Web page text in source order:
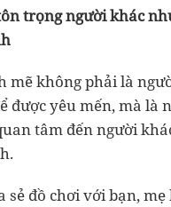
trọng người khác
mẽ không phải là
được yêu mến, mà là
tâm đến người
sẻ đồ chơi với bạn,